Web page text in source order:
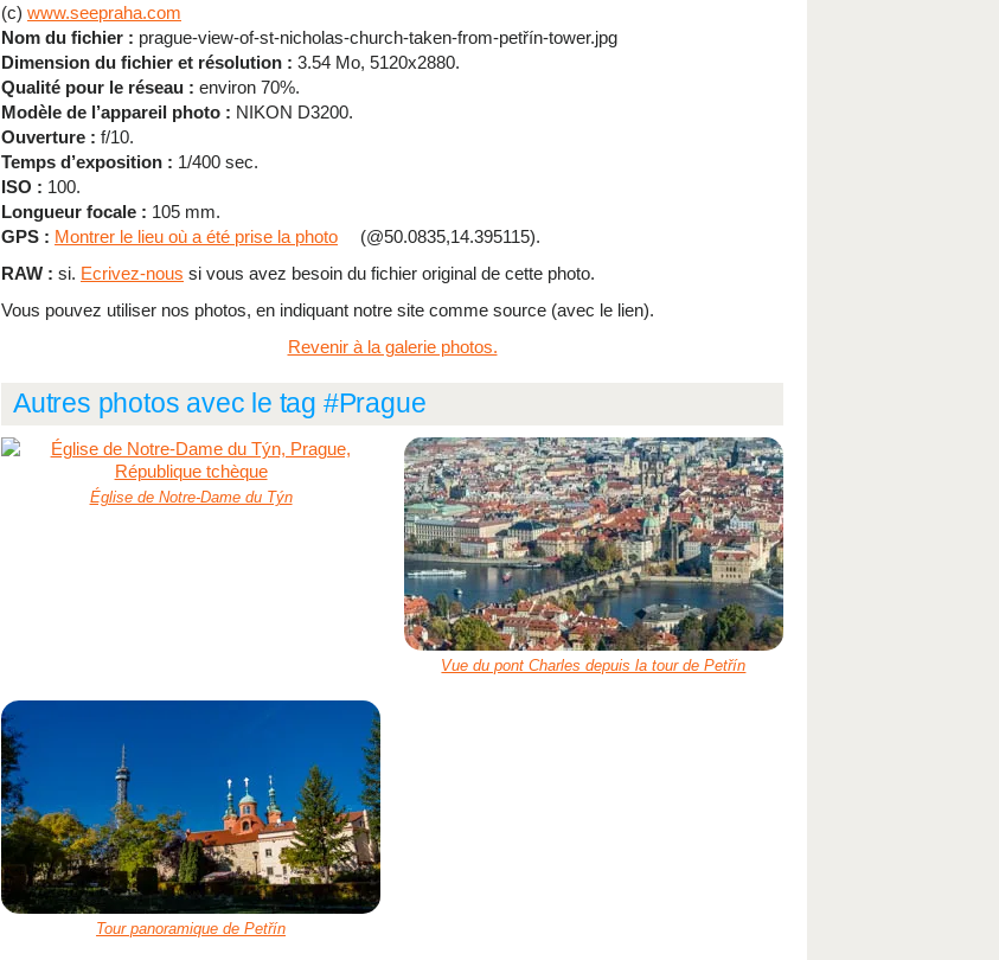
(c) www.seepraha.com
Nom du fichier : prague-view-of-st-nicholas-church-taken-from-petřín-tower.jpg
Dimension du fichier et résolution : 3.54 Mo, 5120x2880.
Qualité pour le réseau : environ 70%.
Modèle de l’appareil photo : NIKON D3200.
Ouverture : f/10.
Temps d’exposition : 1/400 sec.
ISO : 100.
Longueur focale : 105 mm.
GPS : Montrer le lieu où a été prise la photo
(@50.0835,14.395115).
RAW : si. Ecrivez-nous si vous avez besoin du fichier original de cette photo.
Vous pouvez utiliser nos photos, en indiquant notre site comme source (avec le lien).
Revenir à la galerie photos.
Autres photos avec le tag #Prague
Église de Notre-Dame du Týn
Vue du pont Charles depuis la tour de Petřín
Tour panoramique de Petřín